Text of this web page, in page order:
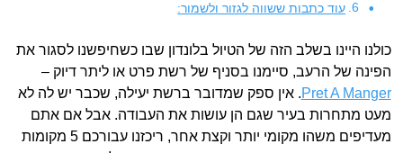
עוד כתבות ששווה לגזור ולשמור:
כולנו היינו בשלב הזה של הטיול בלונדון שבו כשחיפשנו לסגור את
הפינה של הרעב, סיימנו בסניף של רשת פרט או ליתר דיוק –
Pret A Manger. אין ספק שמדובר ברשת יעילה, שכבר יש לה לא
מעט מתחרות בעיר שגם הן עושות את העבודה. אבל אם אתם
מעדיפים משהו מקומי יותר וקצת אחר, ריכזנו עבורכם 5 מקומות